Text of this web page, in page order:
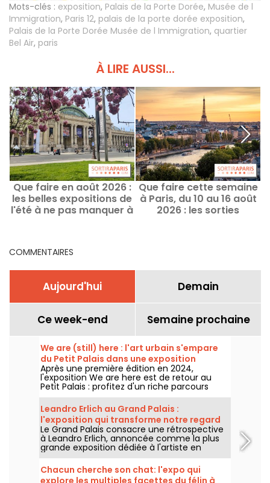
Mots-clés : exposition, Palais de la Porte Dorée, Musée de l
Immigration, Paris 12, palais de la porte dorée exposition,
Palais de la Porte Dorée Musée de l Immigration, quartier
Bel Air, paris
À LIRE AUSSI...
Que faire en août 2026 :
les belles expositions de
l'été à ne pas manquer à
Que faire cette semaine
à Paris, du 10 au 16 août
2026 : les sorties
COMMENTAIRES
Aujourd'hui Demain
Ce week-end Semaine prochaine
We are (still) here : l'art urbain s'empare
du Petit Palais dans une exposition
gratuite cet été
Après une première édition en 2024,
l'exposition We are here est de retour au
Petit Palais : profitez d'un riche parcours
d'art urbain en plein cœur du musée des
Beaux-Arts. L'exposition est visible
gratuitement du 20 juin au 20 septembre
2026.
Leandro Erlich au Grand Palais :
l'exposition qui transforme notre regard
sur le réel - nos photos
Le Grand Palais consacre une rétrospective
à Leandro Erlich, annoncée comme la plus
grande exposition dédiée à l'artiste en
Europe ! Rendez-vous du 2 juin au 6
septembre 2026 pour découvrir l'univers
singulier de Leandro Erlich, connu pour ses
Chacun cherche son chat: l'expo qui
explore les multiples facettes du félin à